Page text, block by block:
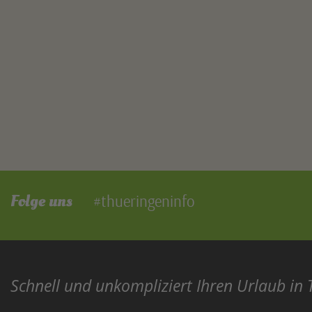
Folge uns #thueringeninfo
Schnell und unkompliziert Ihren Urlaub in